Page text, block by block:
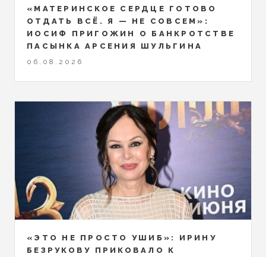
«МАТЕРИНСКОЕ СЕРДЦЕ ГОТОВО
ОТДАТЬ ВСЁ. Я — НЕ СОВСЕМ»:
ИОСИФ ПРИГОЖИН О БАНКРОТСТВЕ
ПАСЫНКА АРСЕНИЯ ШУЛЬГИНА
06.08.2026
«ЭТО НЕ ПРОСТО УШИБ»: ИРИНУ
БЕЗРУКОВУ ПРИКОВАЛО К